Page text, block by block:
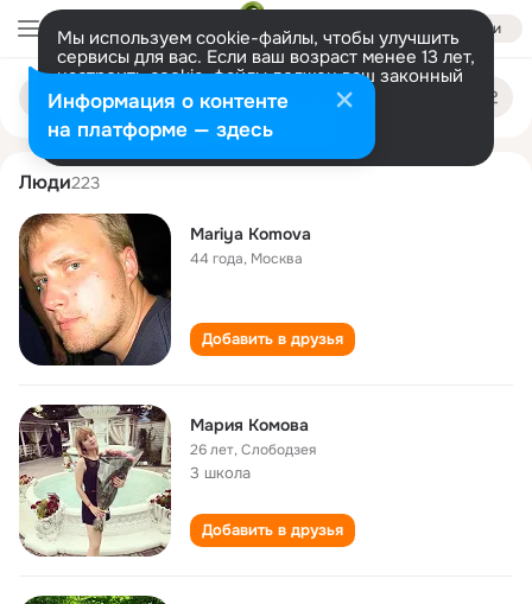
Войти
Мы используем cookie-файлы, чтобы улучшить
сервисы для вас. Если ваш возраст менее 13 лет,
настроить cookie-файлы должен ваш законный
представитель. Больше информации
Разрешить все Настроить
Поиск
людям
mariya komova
Люди223
Mariya Komova
44 года, Москва
Добавить в друзья
Мария Комова
26 лет,Слободзея
3 школа
Добавить в друзья
Информация о контенте
на платформе — здесь